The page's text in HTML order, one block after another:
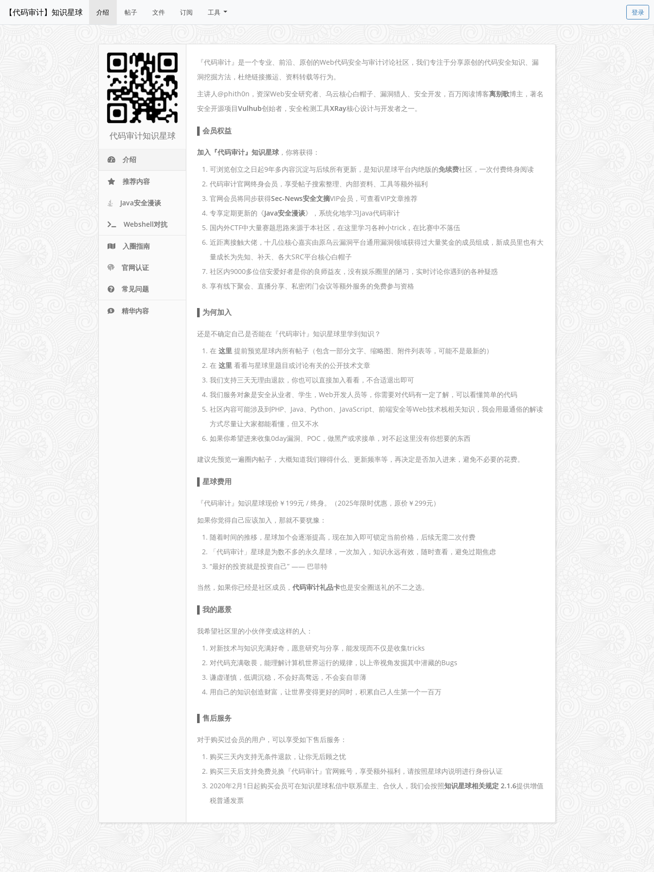
【代码审计】知识星球 介绍 帖子 文件 订阅 工具 登录
代码审计知识星球
介绍
推荐内容
Java安全漫谈
Webshell对抗
入圈指南
官网认证
常见问题
精华内容
『代码审计』是一个专业、前沿、原创的Web代码安全与审计讨论社区，我们专注于分享原创的代码安全知识、漏
洞挖掘方法，杜绝链接搬运、资料转载等行为。
主讲人@phith0n，资深Web安全研究者、乌云核心白帽子、漏洞猎人、安全开发，百万阅读博客离别歌博主，著名
安全开源项目Vulhub创始者，安全检测工具XRay核心设计与开发者之一。
会员权益
加入『代码审计』知识星球 ，你将获得：
可浏览创立之日起9年多内容沉淀与后续所有更新，是知识星球平台内绝版的免续费社区，一次付费终身阅读
代码审计官网终身会员，享受帖子搜索整理、内部资料、工具等额外福利
官网会员将同步获得Sec-News安全文摘VIP会员，可查看VIP文章推荐
专享定期更新的《Java安全漫谈》，系统化地学习Java代码审计
国内外CTF中大量赛题思路来源于本社区，在这里学习各种小trick，在比赛中不落伍
近距离接触大佬，十几位核心嘉宾由原乌云漏洞平台通用漏洞领域获得过大量奖金的成员组成，新成员里也有大
量成长为先知、补天、各大SRC平台核心白帽子
社区内9000多位信安爱好者是你的良师益友，没有娱乐圈里的陋习，实时讨论你遇到的各种疑惑
享有线下聚会、直播分享、私密闭门会议等额外服务的免费参与资格
为何加入
还是不确定自己是否能在『代码审计』知识星球里学到知识？
在 这里 提前预览星球内所有帖子（包含一部分文字、缩略图、附件列表等，可能不是最新的）
在 这里 看看与星球里题目或讨论有关的公开技术文章
我们支持三天无理由退款，你也可以直接加入看看，不合适退出即可
我们服务对象是安全从业者、学生，Web开发人员等，你需要对代码有一定了解，可以看懂简单的代码
社区内容可能涉及到PHP、Java、Python、JavaScript、前端安全等Web技术栈相关知识，我会用最通俗的解读
方式尽量让大家都能看懂，但又不水
如果你希望进来收集0day漏洞、POC，做黑产或求接单，对不起这里没有你想要的东西
建议先预览一遍圈内帖子，大概知道我们聊得什么、更新频率等，再决定是否加入进来，避免不必要的花费。
星球费用
『代码审计』知识星球现价￥199元 / 终身。（2025年限时优惠，原价￥299元）
如果你觉得自己应该加入，那就不要犹豫：
随着时间的推移，星球加个会逐渐提高，现在加入即可锁定当前价格，后续无需二次付费
「代码审计」星球是为数不多的永久星球，一次加入，知识永远有效，随时查看，避免过期焦虑
“最好的投资就是投资自己” —— 巴菲特
当然，如果你已经是社区成员， 代码审计礼品卡也是安全圈送礼的不二之选。
我的愿景
我希望社区里的小伙伴变成这样的人：
对新技术与知识充满好奇，愿意研究与分享，能发现而不仅是收集tricks
对代码充满敬畏，能理解计算机世界运行的规律，以上帝视角发掘其中潜藏的Bugs
谦虚谨慎，低调沉稳，不会好高骛远，不会妄自菲薄
用自己的知识创造财富，让世界变得更好的同时，积累自己人生第一个一百万
售后服务
对于购买过会员的用户，可以享受如下售后服务：
购买三天内支持无条件退款，让你无后顾之忧
购买三天后支持免费兑换『代码审计』官网账号，享受额外福利，请按照星球内说明进行身份认证
2020年2月1日起购买会员可在知识星球私信中联系星主、合伙人，我们会按照知识星球相关规定 2.1.6提供增值
税普通发票